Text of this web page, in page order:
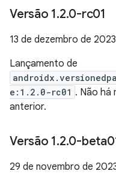
Versão 1.2.0-rc01
13 de dezembro de 2023
Lançamento de
e:1.2.0-rc01 . Não há
anterior.
Versão 1.2.0-
29 de novembro de